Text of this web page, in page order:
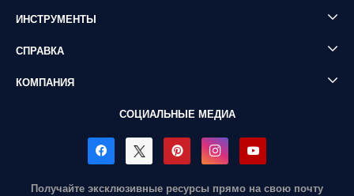
ИНСТРУМЕНТЫ
СПРАВКА
КОМПАНИЯ
СОЦИАЛЬНЫЕ МЕДИА
Получайте эксклюзивные ресурсы прямо на свою почту